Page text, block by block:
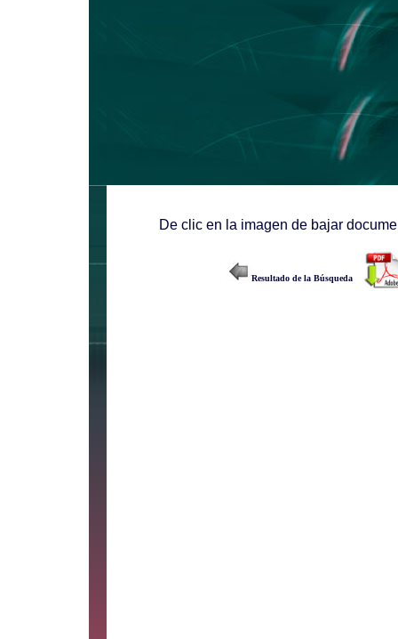
De clic en la imagen de bajar
Resultado de la Búsqueda